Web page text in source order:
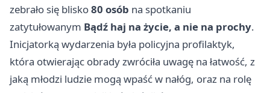
zebrało się blisko80 osób na spotkaniu
zatytułowanym Bądź haj na życie, a nie na prochy.
Inicjatorką wydarzenia była policyjna profilaktyk,
która otwierając obrady zwróciła uwagę na łatwość, z
jaką młodzi ludzie mogą wpaść w nałóg, oraz na rolę